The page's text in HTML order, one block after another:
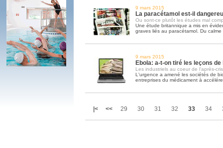
9 mars 2015
La paracétamol est-il
Ou sont-ce plutôt les études mal
Une étude britannique a mis en
graves liés au paracétamol. Du calme
9 mars 2015
Ebola: a-t-on tiré les leçons de
Les industriels au coeur de l'après-
L'urgence a amené les sociétés de
entreprises du médicament à
|< << 29 30 31 32 33 34